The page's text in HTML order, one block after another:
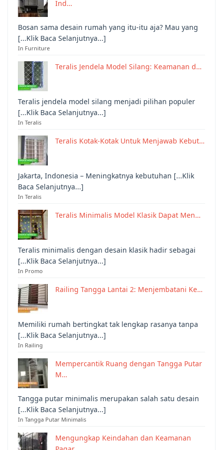
Ind…
Bosan sama desain rumah yang itu-itu aja? Mau yang
[...Klik Baca Selanjutnya...]
In Furniture
Teralis Jendela Model Silang: Keamanan d…
Teralis jendela model silang menjadi pilihan populer
[...Klik Baca Selanjutnya...]
In Teralis
Teralis Kotak-Kotak Untuk Menjawab Kebut…
Jakarta, Indonesia – Meningkatnya kebutuhan [...Klik
Baca Selanjutnya...]
In Teralis
Teralis Minimalis Model Klasik Dapat Men…
Teralis minimalis dengan desain klasik hadir sebagai
[...Klik Baca Selanjutnya...]
In Promo
Railing Tangga Lantai 2: Menjembatani Ke…
Memiliki rumah bertingkat tak lengkap rasanya tanpa
[...Klik Baca Selanjutnya...]
In Railing
Mempercantik Ruang dengan Tangga Putar
M…
Tangga putar minimalis merupakan salah satu desain
[...Klik Baca Selanjutnya...]
In Tangga Putar Minimalis
Mengungkap Keindahan dan Keamanan